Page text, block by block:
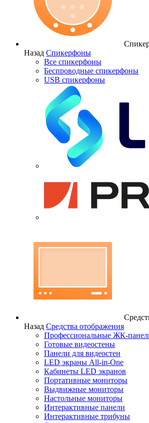
Назад Спикерфоны
Все спикерфоны
Беспроводные спикерфоны
USB спикерфоны
Назад Средства отображения
Профессиональные ЖК-
Готовые видеостены
Панели для видеостен
LED экраны All-in-One
Кабинеты LED экранов
Портативные мониторы
Выдвижные мониторы
Настольные мониторы
Интерактивные панели
Интерактивные трибуны